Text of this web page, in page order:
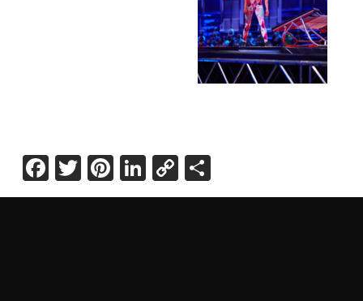
Facebook
Twitter
Pinterest
LinkedIn
Copy
Link
Share